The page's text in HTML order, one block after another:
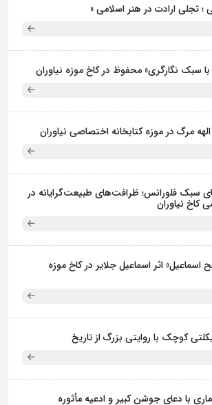
؛ تجلی ارادت در هنر اسلامی »
سبک نگارگری» محفوظ در کاخ موزه نیاوران
مرگ در موزه کتابخانه اختصاصی نیاوران
سبک فلورانس؛ ظرافت‌های طبیعت‌گرایانه در
کاخ نیاوران
اسماعیل» اثر اسماعیل جلایر در کاخ موزه
کوچک با روایتی بزرگ از تاریخ
با دعای جوشن کبیر و ادعیه مأثوره